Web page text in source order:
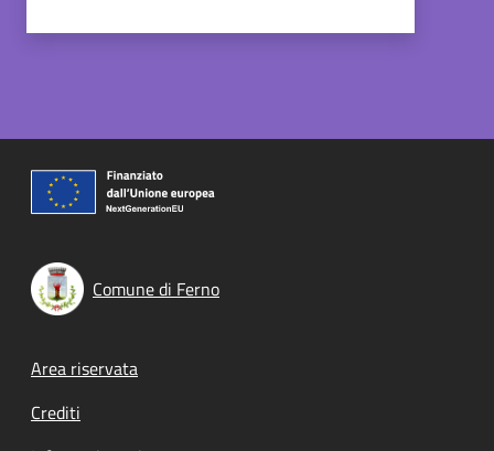
Comune di Ferno
Footer menu
Area riservata
Crediti